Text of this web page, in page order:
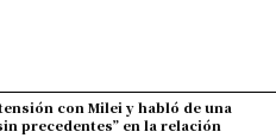
con Milei y habló de una
precedentes” en la relación